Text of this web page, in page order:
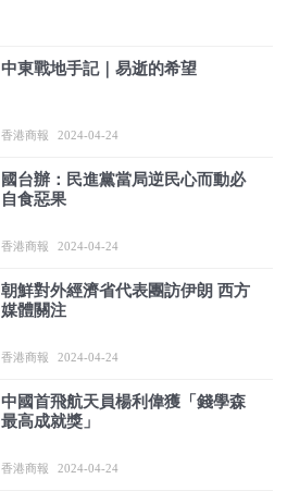
中東戰地手記｜易逝的希望
香港商報 2024-04-24
國台辦：民進黨當局逆民心而動必
自食惡果
香港商報 2024-04-24
朝鮮對外經濟省代表團訪伊朗 西方
媒體關注
香港商報 2024-04-24
中國首飛航天員楊利偉獲「錢學森
最高成就獎」
香港商報 2024-04-24